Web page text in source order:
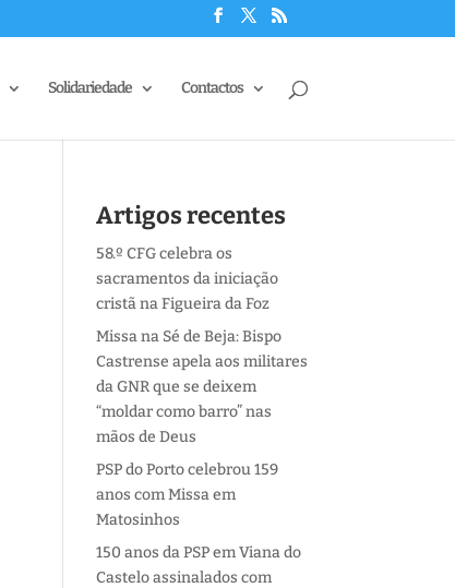
Solidariedade Contactos
Artigos recentes
58.º CFG celebra os
sacramentos da iniciação
cristã na Figueira da Foz
Missa na Sé de Beja: Bispo
Castrense apela aos militares
da GNR que se deixem
“moldar como barro” nas
mãos de Deus
PSP do Porto celebrou 159
anos com Missa em
Matosinhos
150 anos da PSP em Viana do
Castelo assinalados com